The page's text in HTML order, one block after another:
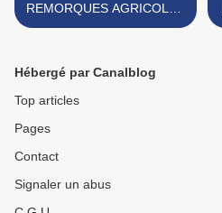
REMORQUES AGRICOLES
MARQUE LUDOREV
Hébergé par Canalblog
Top articles
Pages
Contact
Signaler un abus